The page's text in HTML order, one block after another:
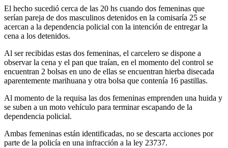
El hecho sucedió cerca de las 20 hs cuando dos femeninas que
serían pareja de dos masculinos detenidos en la comisaría 25 se
acercan a la dependencia policial con la intención de entregar la
cena a los detenidos.
Al ser recibidas estas dos femeninas, el carcelero se dispone a
observar la cena y el pan que traían, en el momento del control se
encuentran 2 bolsas en uno de ellas se encuentran hierba disecada
aparentemente marihuana y otra bolsa que contenía 16 pastillas.
Al momento de la requisa las dos femeninas emprenden una huida y
se suben a un moto vehículo para terminar escapando de la
dependencia policial.
Ambas femeninas están identificadas, no se descarta acciones por
parte de la policía en una infracción a la ley 23737.